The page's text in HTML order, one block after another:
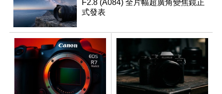
F2.8 (A084) 全片幅超廣角變焦鏡正
式發表